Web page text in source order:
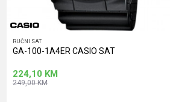
RUČNI SAT
GA-100-1A4ER CASIO SAT
224,10 KM
249,00KM